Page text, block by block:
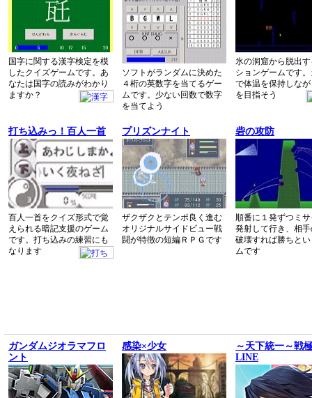
国字に関する漢字検定を模
したクイズゲームです。あ
なたは国字の読みがわかり
ますか？
ソフトがランダムに決めた
４桁の英数字を当てるゲー
ムです。少ない回数で数字
を当てよう
氷の洞窟から脱出
ションゲームです
で体温を保持しな
を目指そう
打ち込みっ！百人一首
百人一首をクイズ形式で覚
えられる暗記支援のゲーム
です。打ち込みの練習にも
なります
プリズンナイト
ザクザクとテンポ良く進む
オリジナルサイドビュー戦
闘が特徴の短編ＲＰＧです
砦の攻防
順番に１発ずつミ
発射して行き、相
破壊すれば勝ちと
ムです
ガンダムジオラマフロ
ント
感染×少女
～天下統一～戦
LINE